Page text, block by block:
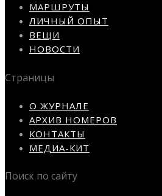
МАРШРУТЫ
ЛИЧНЫЙ ОПЫТ
ВЕЩИ
НОВОСТИ
Страницы
О ЖУРНАЛЕ
АРХИВ НОМЕРОВ
КОНТАКТЫ
МЕДИА-КИТ
Поиск по сайту